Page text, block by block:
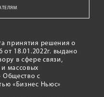
принятия решения о
18.01.2022г. выдано
в сфере связи,
массовых
с
«Бизнес Ньюс»